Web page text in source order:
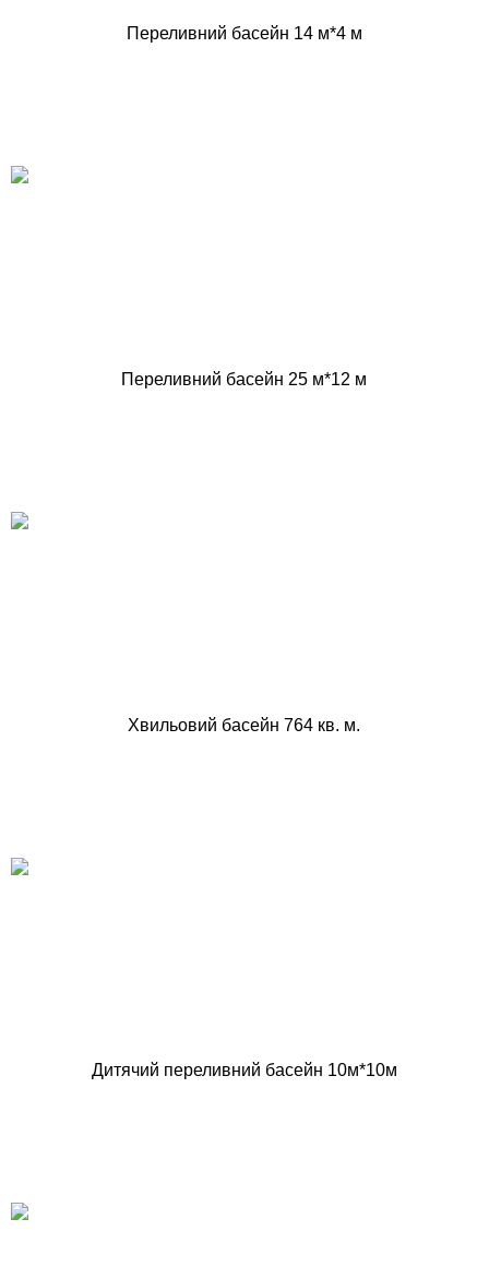
Переливний басейн 14 м*4 м
Переливний басейн 25 м*12 м
Хвильовий басейн 764 кв. м.
Дитячий переливний басейн 10м*10м